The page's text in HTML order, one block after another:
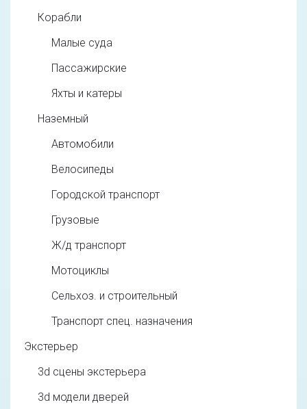
Корабли
Малые суда
Пассажирские
Яхты и катеры
Наземный
Автомобили
Велосипеды
Городской транспорт
Грузовые
Ж/д транспорт
Мотоциклы
Сельхоз. и строительный
Транспорт спец. назначения
Экстерьер
3d cцены экстерьера
3d модели дверей